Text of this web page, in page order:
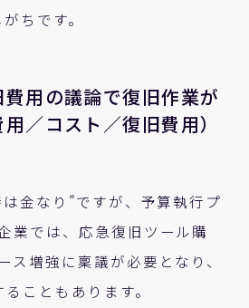
ちです。
用の議論で復旧作業が
／コスト／復旧費用）
金なり”ですが、予算執行プ
業では、応急復旧ツール購
ス増強に稟議が必要となり、
こともあります。